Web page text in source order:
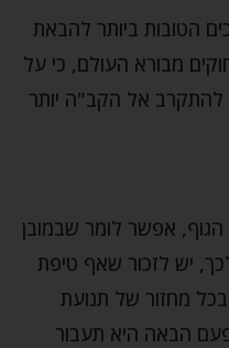
הטובות ביותר להבאת
מבורא העולם, כי על
להתקרב אל הקב"ה יותר
הגוף, אפשר לומר שבמובן
יש לזכור שאף טיפת
מחזור של תנועת
הבאה היא תעבור